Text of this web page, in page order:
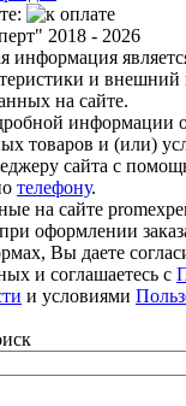
2018 - 2026
информация
и внешний
на сайте.
информации
товаров и (или)
сайта с
телефону.
на сайте
оформлении
Вы даете
и соглашаетесь с
и условиями